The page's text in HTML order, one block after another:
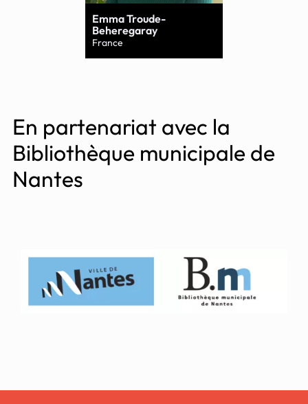
Emma Troude-
Beheregaray
France
En partenariat avec la
Bibliothèque municipale de
Nantes